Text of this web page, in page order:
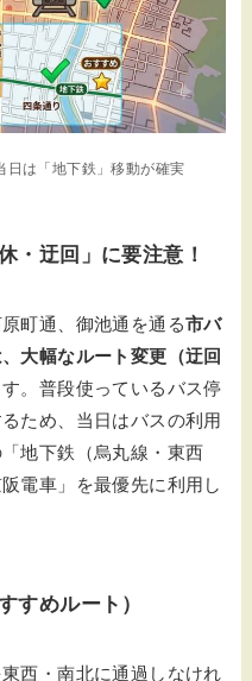
日は「地下鉄」移動が確実
・迂回」に要注意！
町通、御池通を通る市バ
大幅なルート変更（迂回
。普段使っているバス停
ため、当日はバスの利用
地下鉄（烏丸線・東西
電車」を最優先に利用し
すめルート）
西・南北に通過しなけれ